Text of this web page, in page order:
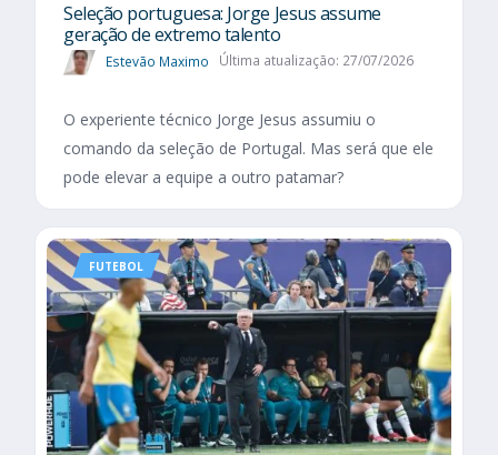
Seleção portuguesa: Jorge Jesus assume
geração de extremo talento
Estevão Maximo Última atualização: 27/07/2026
O experiente técnico Jorge Jesus assumiu o
comando da seleção de Portugal. Mas será que ele
pode elevar a equipe a outro patamar?
FUTEBOL